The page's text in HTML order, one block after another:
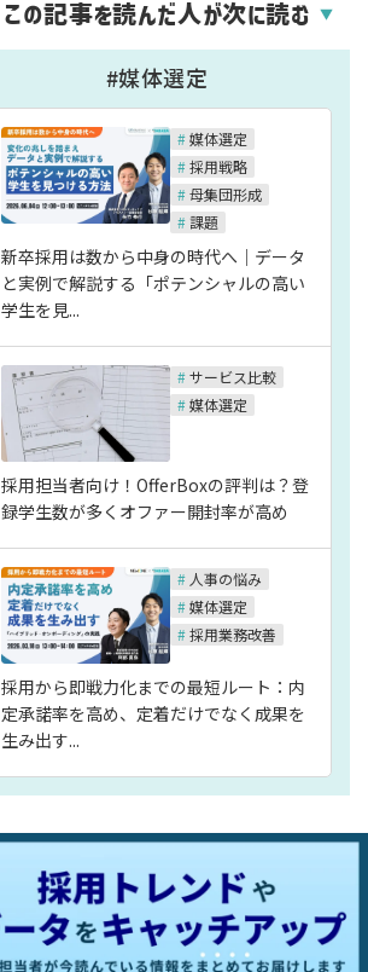
この記事を読んだ人が次に読む ▼
#媒体選定
#媒体選定
#採用戦略
#母集団形成
#課題
新卒採用は数から中身の時代へ｜データ
と実例で解説する「ポテンシャルの高い
学生を見...
#サービス比較
#媒体選定
採用担当者向け！OfferBoxの評判は？登
録学生数が多くオファー開封率が高め
# 人事の悩み
#媒体選定
#採用業務改善
採用から即戦力化までの最短ルート：内
定承諾率を高め、定着だけでなく成果を
生み出す...